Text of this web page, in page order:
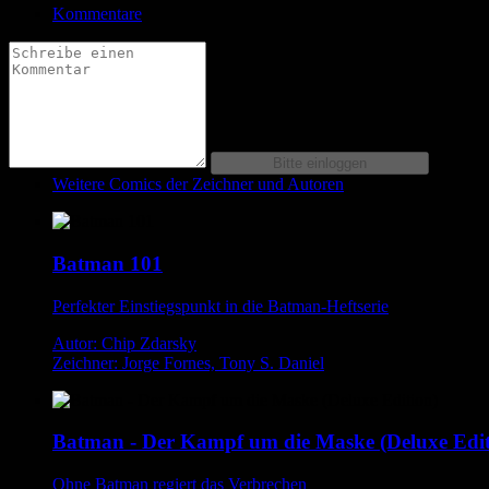
Kommentare
Weitere Comics der Zeichner und Autoren
Batman 101
Perfekter Einstiegspunkt in die Batman-Heftserie
Autor: Chip Zdarsky
Zeichner: Jorge Fornes, Tony S. Daniel
Batman - Der Kampf um die Maske (Deluxe
Ohne Batman regiert das Verbrechen